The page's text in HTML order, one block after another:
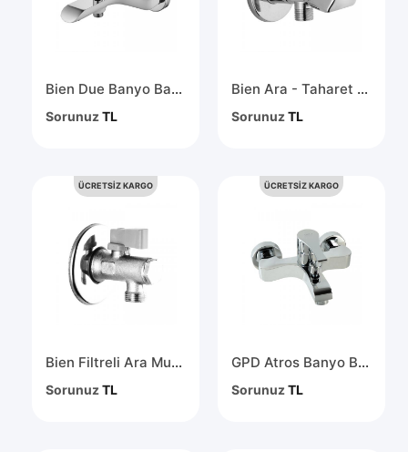
Bien Due Banyo Bataryası BB01006402
SorunuzTL
Bien Ara - Taharet Musluğu - Krom Volanlı BM23022102
SorunuzTL
ÜCRETSİZ KARGO
Bien Filtreli Ara Musluk BM13030704
SorunuzTL
ÜCRETSİZ KARGO
GPD Atros Banyo Bataryası MBB65
SorunuzTL